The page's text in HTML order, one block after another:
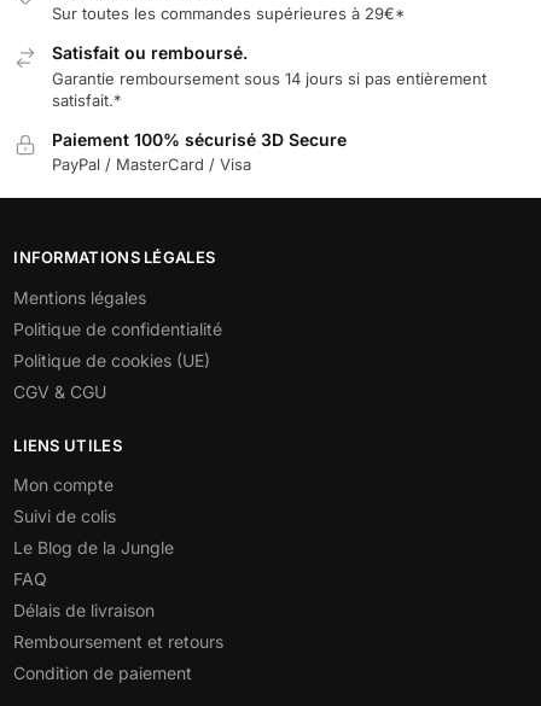
Sur toutes les commandes supérieures à 29€*
Satisfait ou remboursé.
Garantie remboursement sous 14 jours si pas entièrement
satisfait.*
Paiement 100% sécurisé 3D Secure
PayPal / MasterCard / Visa
INFORMATIONS LÉGALES
Mentions légales
Politique de confidentialité
Politique de cookies (UE)
CGV & CGU
LIENS UTILES
Mon compte
Suivi de colis
Le Blog de la Jungle
FAQ
Délais de livraison
Remboursement et retours
Condition de paiement